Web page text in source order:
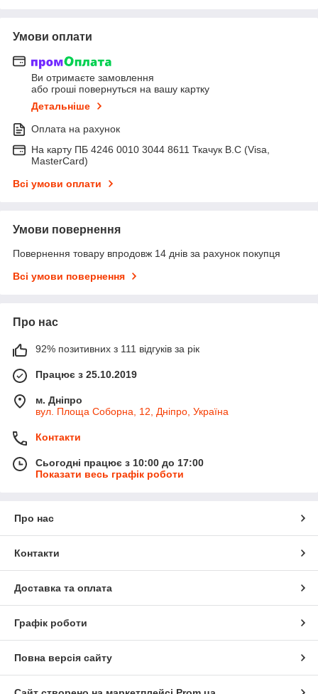
Умови оплати
Ви отримаєте замовлення
або гроші повернуться на вашу картку
Детальніше
Оплата на рахунок
На карту ПБ 4246 0010 3044 8611 Ткачук В.С (Visa,
MasterCard)
Всі умови оплати
Умови повернення
Повернення товару впродовж 14 днів за рахунок покупця
Всі умови повернення
Про нас
92% позитивних з 111 відгуків за рік
Працює з 25.10.2019
м. Дніпро
вул. Площа Соборна, 12, Дніпро, Україна
Контакти
Сьогодні працює з 10:00 до 17:00
Показати весь графік роботи
Про нас
Контакти
Доставка та оплата
Графік роботи
Повна версія сайту